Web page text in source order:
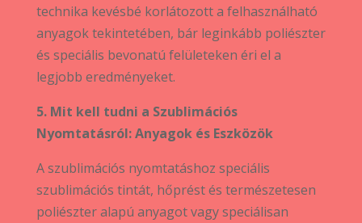
technika kevésbé korlátozott a felhasználható
anyagok tekintetében, bár leginkább poliészter
és speciális bevonatú felületeken éri el a
legjobb eredményeket.
5. Mit kell tudni a Szublimációs
Nyomtatásról: Anyagok és Eszközök
A szublimációs nyomtatáshoz speciális
szublimációs tintát, hőprést és természetesen
poliészter alapú anyagot vagy speciálisan